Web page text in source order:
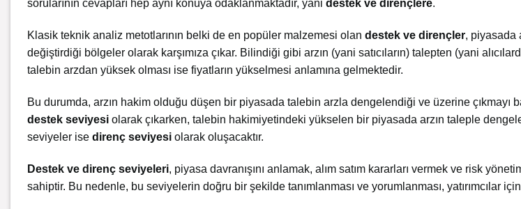
sorularının cevapları hep aynı konuya odaklanmaktadır, yani destek ve dirençlere.
Klasik teknik analiz metotlarının belki de en popüler malzemesi olan destek ve dirençler, piyasada
değiştirdiği bölgeler olarak karşımıza çıkar. Bilindiği gibi arzın (yani satıcıların) talepten (yani
talebin arzdan yüksek olması ise fiyatların yükselmesi anlamına gelmektedir.
Bu durumda, arzın hakim olduğu düşen bir piyasada talebin arzla dengelendiği ve üzerine çıkmayı
destek seviyesi olarak çıkarken, talebin hakimiyetindeki yükselen bir piyasada arzın taleple
seviyeler ise direnç seviyesi olarak oluşacaktır.
Destek ve direnç seviyeleri, piyasa davranışını anlamak, alım satım kararları vermek ve risk
sahiptir. Bu nedenle, bu seviyelerin doğru bir şekilde tanımlanması ve yorumlanması, yatırımcılar